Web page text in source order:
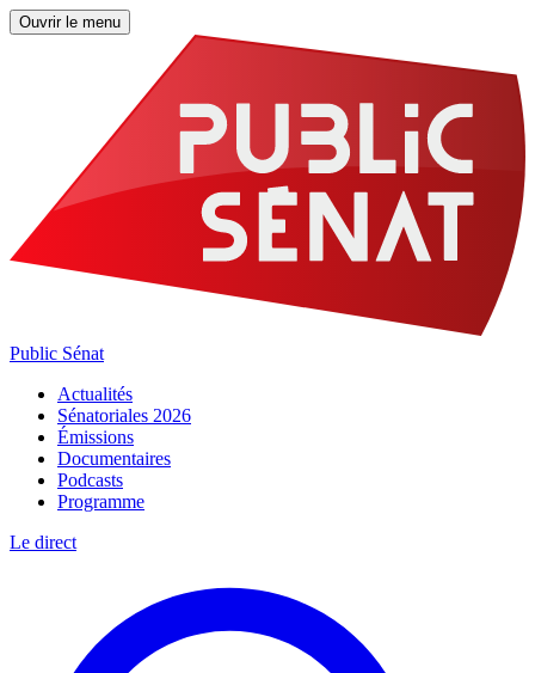
Ouvrir le menu
Public Sénat
Actualités
Sénatoriales 2026
Émissions
Documentaires
Podcasts
Programme
Le direct